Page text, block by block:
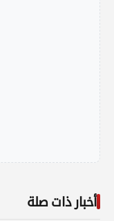
أخبار ذات صلة